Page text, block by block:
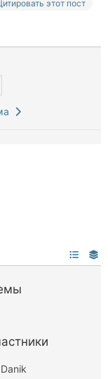
этот пост
Danik